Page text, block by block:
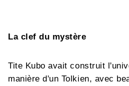
La clef du mystère
Tite Kubo avait construit
manière d'un Tolkien, avec